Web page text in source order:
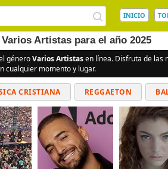
INICIO
Artistas para el año 2025
géneroVarios Artistasen línea. Disfruta de las
cualquier momento y lugar.
CRISTIANA REGGAETON
CUMBIAS